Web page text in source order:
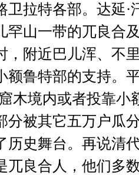
卫拉特各部。达延
罕山一带的兀良合
，附近巴儿浑、不
额鲁特部的支持。
木境内或者投靠
分被其它五万户瓜
历史舞台。再说清
兀良合人，他们多